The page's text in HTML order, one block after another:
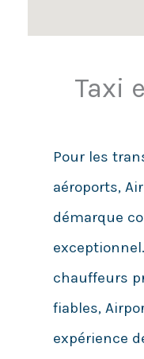
Taxi
Pour les
aéroports,
démarque
chauffeurs
fiables,
expérience